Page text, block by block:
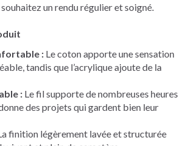
un rendu régulier et soigné.
: Le coton apporte une sensation
tandis que l’acrylique ajoute de la
: Le fil supporte de nombreuses heures
des projets qui gardent bien leur
finition légèrement lavée et structurée